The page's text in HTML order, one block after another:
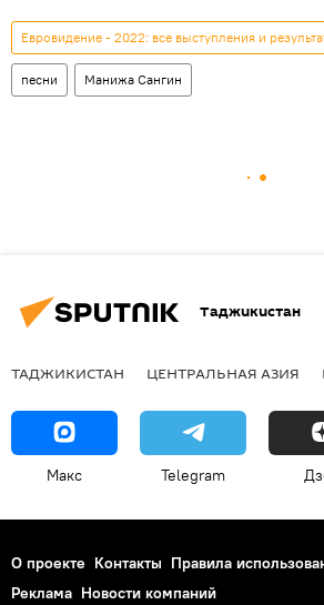
Евровидение - 2022: все выступления и
песни Манижа Сангин
Таджикистан
ТАДЖИКИСТАН ЦЕНТРАЛЬНАЯ АЗИЯ
Макс Telegram
О проекте Контакты Правила
Реклама Новости компаний